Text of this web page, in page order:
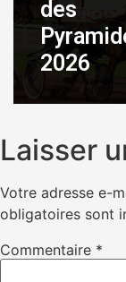
des
2026
Laisser
Votre adresse e-
obligatoires sont
Commentaire *